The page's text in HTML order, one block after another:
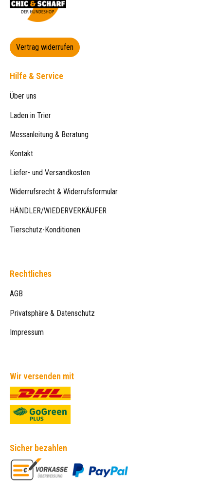
Vertrag widerrufen
Hilfe & Service
Über uns
Laden in Trier
Messanleitung & Beratung
Kontakt
Liefer- und Versandkosten
Widerrufsrecht & Widerrufsformular
HÄNDLER/WIEDERVERKÄUFER
Tierschutz-Konditionen
Rechtliches
AGB
Privatsphäre & Datenschutz
Impressum
Wir versenden mit
Sicher bezahlen